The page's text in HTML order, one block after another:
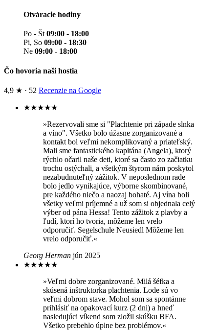
Otváracie hodiny
Po - Št09:00 - 18:00
Pi, So 09:00 - 18:30
Ne 09:00 - 18:00
Čo hovoria naši hostia
4,9 ★ · 52 Recenzie na Google
★★★★★
»Rezervovali sme si "Plachtenie pri západe slnka
a víno". Všetko bolo úžasne zorganizované a
kontakt bol veľmi nekomplikovaný a priateľský.
Mali sme fantastického kapitána (Angela), ktorý
rýchlo očaril naše deti, ktoré sa často zo začiatku
trochu ostýchali, a všetkým štyrom nám poskytol
nezabudnuteľný zážitok. V neposlednom rade
bolo jedlo vynikajúce, výborne skombinované,
pre každého niečo a naozaj bohaté. Aj vína boli
všetky veľmi príjemné a už som si objednala celý
výber od pána Hessa! Tento zážitok z plavby a
ľudí, ktorí ho tvoria, môžeme len vrelo
odporučiť. Segelschule Neusiedl Môžeme len
vrelo odporučiť.«
Georg Herman jún 2025
★★★★★
»Veľmi dobre zorganizované. Milá šéfka a
skúsená inštruktorka plachtenia. Lode sú vo
veľmi dobrom stave. Mohol som sa spontánne
prihlásiť na opakovací kurz (2 dni) a hneď
nasledujúci víkend som zložil skúšku BFA.
Všetko prebehlo úplne bez problémov.«